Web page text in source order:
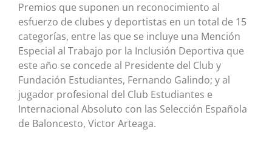
Premios que suponen un reconocimiento al
esfuerzo de clubes y deportistas en un total de 15
categorías, entre las que se incluye una Mención
Especial al Trabajo por la Inclusión Deportiva que
este año se concede al Presidente del Club y
Fundación Estudiantes, Fernando Galindo; y al
jugador profesional del Club Estudiantes e
Internacional Absoluto con las Selección Española
de Baloncesto, Victor Arteaga.